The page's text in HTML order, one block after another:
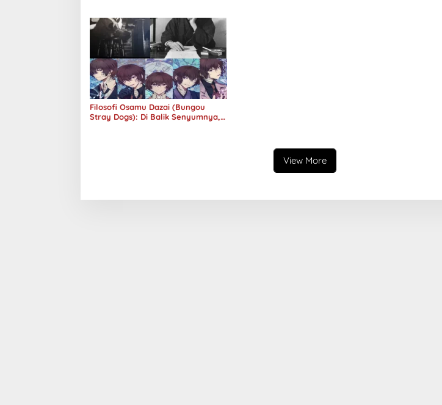
Filosofi Osamu Dazai (Bungou
Stray Dogs): Di Balik Senyumnya,
View More